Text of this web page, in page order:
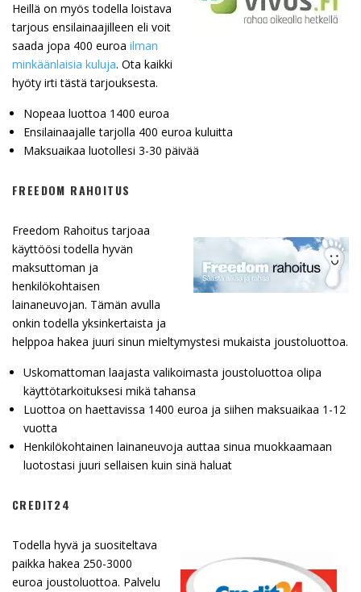
Heillä on myös todella loistava
tarjous ensilainaajilleen eli voit
saada jopa 400 euroa ilman
minkäänlaisia kuluja. Ota kaikki
hyöty irti tästä tarjouksesta.
Nopeaa luottoa 1400 euroa
Ensilainaajalle tarjolla 400 euroa kuluitta
Maksuaikaa luotollesi 3-30 päivää
FREEDOM RAHOITUS
Freedom Rahoitus tarjoaa
käyttöösi todella hyvän
maksuttoman ja
henkilökohtaisen
lainaneuvojan. Tämän avulla
onkin todella yksinkertaista ja
helppoa hakea juuri sinun mieltymystesi mukaista joustoluottoa.
Uskomattoman laajasta valikoimasta joustoluottoa olipa
käyttötarkoituksesi mikä tahansa
Luottoa on haettavissa 1400 euroa ja siihen maksuaikaa 1-12
vuotta
Henkilökohtainen lainaneuvoja auttaa sinua muokkaamaan
luotostasi juuri sellaisen kuin sinä haluat
CREDIT24
Todella hyvä ja suositeltava
paikka hakea 250-3000
euroa joustoluottoa. Palvelu